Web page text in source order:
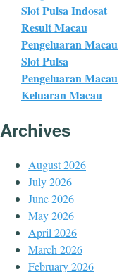
Slot Pulsa Indosat
Result Macau
Pengeluaran Macau
Slot Pulsa
Pengeluaran Macau
Keluaran Macau
Archives
August 2026
July 2026
June 2026
May 2026
April 2026
March 2026
February 2026